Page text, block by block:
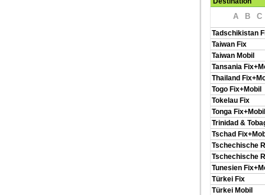
A B C
Tadschikistan
Taiwan Fix
Taiwan Mobil
Tansania
Thailand
Togo Fix+Mobil
Tokelau Fix
Tonga Fix+Mobil
Trinidad &
Tschad
Tschechische
Tschechische
Tunesien
Türkei Fix
Türkei Mobil